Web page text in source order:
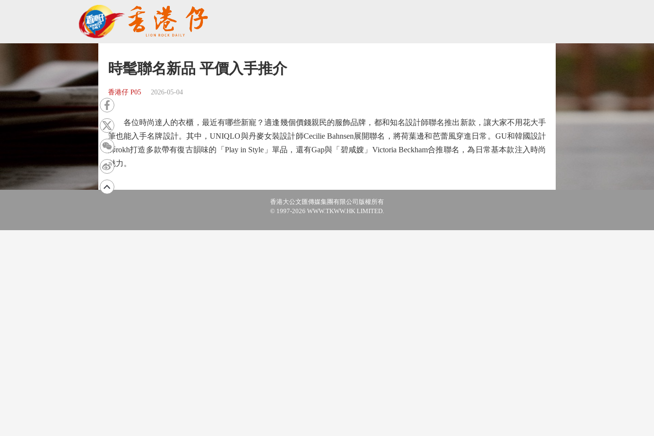
時髦聯名新品 平價入手推介
香港仔 P05 2026-05-04
各位時尚達人的衣櫃，最近有哪些新寵？適逢幾個價錢親民的服飾品牌，都和知名設計師聯名推出新款，讓大家不用花大手
筆也能入手名牌設計。其中，UNIQLO與丹麥女裝設計師Cecilie Bahnsen展開聯名，將荷葉邊和芭蕾風穿進日常。GU和韓國設計
師rokh打造多款帶有復古韻味的「Play in Style」單品，還有Gap與「碧咸嫂」Victoria Beckham合推聯名，為日常基本款注入時尚
魅力。
香港大公文匯傳媒集團有限公司版權所有
© 1997-2026 WWW.TKWW.HK LIMITED.